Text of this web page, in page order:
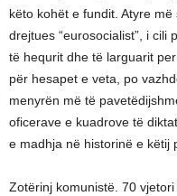
këto kohët e fundit. Atyre
drejtues “eurosocialist”, i cili
të hequrit dhe të larguarit
për hesapet e veta, po
menyrën më të
oficerave e kuadrove të
e madhja në historinë e këtij
Zotërinj komunistë. 70